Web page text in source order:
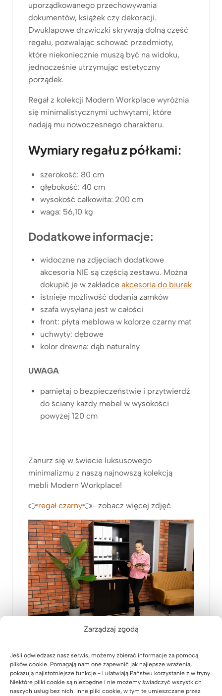
Zarządzaj zgodą
Jeśli odwiedzasz nasz serwis, możemy zbierać informacje za pomocą
plików cookie. Pomagają nam one zapewnić jak najlepsze wrażenia,
pokazują najistotniejsze funkcje - i ułatwiają Państwu korzystanie z witryny.
Niektóre pliki cookie są niezbędne i nie możemy świadczyć wszystkich
naszych usług bez nich. Inne pliki cookie, w tym te umieszczane przez
uporządkowanego przechowywania
dokumentów, książek czy dekoracji.
Dwuklapowe drzwiczki skrywają dolną część
regału, pozwalając schować przedmioty,
które niekoniecznie muszą być na widoku,
jednocześnie utrzymując estetyczny
porządek.
Regał z kolekcji Modern Workplace wyróżnia
się minimalistycznymi uchwytami, które
nadają mu nowoczesnego charakteru.
Wymiary regału z półkami:
szerokość: 80 cm
głębokość: 40 cm
wysokość całkowita: 200 cm
waga: 56,10 kg
Dodatkowe informacje:
widoczne na zdjęciach dodatkowe
akcesoria NIE są częścią zestawu. Można
dokupić je w zakładce akcesoria do biurek
istnieje możliwość dodania zamków
szafa wysyłana jest w całości
front: płyta meblowa w kolorze czarny mat
uchwyty: dębowe
kolor drewna: dąb naturalny
UWAGA
pamiętaj o bezpieczeństwie i przytwierdź
do ściany każdy mebel w wysokości
powyżej 120 cm
Zanurz się w świecie luksusowego
minimalizmu z naszą najnowszą kolekcją
mebli Modern Workplace!
👉regał czarny👈- zobacz więcej zdjęć